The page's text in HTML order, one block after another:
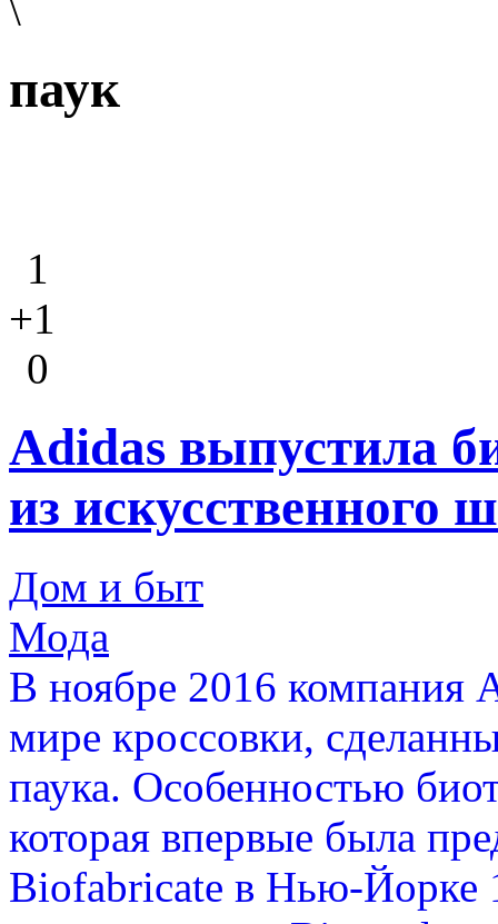
\
паук
1
+1
0
Adidas выпустила
из искусственного
Дом и быт
Мода
В ноябре 2016 компания
мире кроссовки,
паука. Особенностью
которая впервые была
Biofabricate в Нью-Йорке